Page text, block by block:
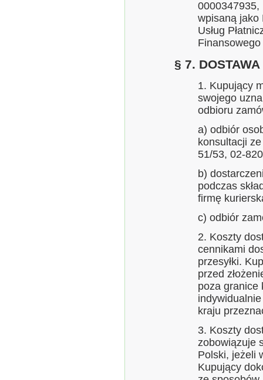
0000347935,
wpisaną jako
Usług
§ 7. DOSTAWA
1. Kupujący
swojego
odbioru
a) odbiór
konsultacji
51/53, 02-
b)
podczas
firmę
c) odbiór
2. Koszty
cennikami
przesyłki.
przed
poza granice
kraju
3. Koszty
zobowiązuje
Polski, jeżeli
Kupujący